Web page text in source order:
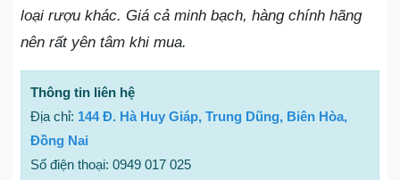
loại rượu khác. Giá cả minh bạch, hàng chính hãng
nên rất yên tâm khi mua.
Thông tin liên hệ
Địa chỉ: 144 Đ. Hà Huy Giáp, Trung Dũng, Biên Hòa,
Đồng Nai
Số điện thoại: 0949 017 025